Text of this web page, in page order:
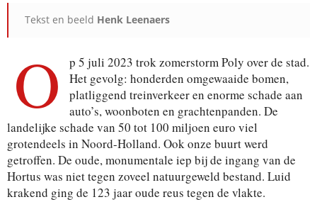
Tekst en beeld Henk Leenaers
O
p 5 juli 2023 trok zomerstorm Poly over de stad.
Het gevolg: honderden omgewaaide bomen,
platliggend treinverkeer en enorme schade aan
auto’s, woonboten en grachtenpanden. De
landelijke schade van 50 tot 100 miljoen euro viel
grotendeels in Noord-Holland. Ook onze buurt werd
getroffen. De oude, monumentale iep bij de ingang van de
Hortus was niet tegen zoveel natuurgeweld bestand. Luid
krakend ging de 123 jaar oude reus tegen de vlakte.